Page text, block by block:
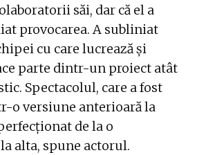
săi, dar că el a
provocarea. A subliniat
cu care lucrează și
parte dintr-un proiect atât
Spectacolul, care a fost
o versiune anterioară la
de la o
alta, spune actorul.